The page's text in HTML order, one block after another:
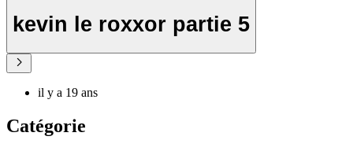
kevin le roxxor partie 5
il y a 19 ans
Catégorie